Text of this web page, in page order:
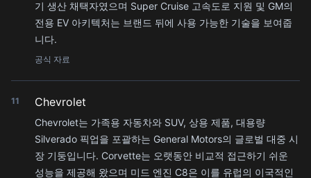
기 생산 채택자였으며 Super Cruise 고속도로 지원 및 GM의
전용 EV 아키텍처는 브랜드 뒤에 사용 가능한 기술을 보여줍
니다.
공식 자료
11 Chevrolet
Chevrolet는 가족용 자동차와 SUV, 상용 제품, 대용량
Silverado 픽업을 포괄하는 General Motors의 글로벌 대중 시
장 기둥입니다. Corvette는 오랫동안 비교적 접근하기 쉬운
성능을 제공해 왔으며 미드 엔진 C8은 이를 유럽의 이국적인